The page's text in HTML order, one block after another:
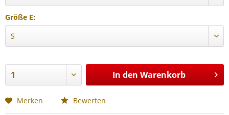
Größe E:
In den Warenkorb
Merken Bewerten